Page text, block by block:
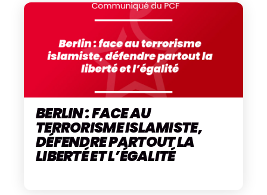
BERLIN : FACE AU
TERRORISME ISLAMISTE,
DÉFENDRE PARTOUT LA
LIBERTÉ ET L’ÉGALITÉ